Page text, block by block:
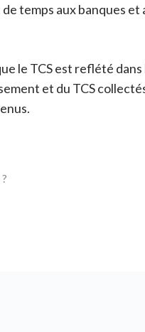
temps aux banques et
le TCS est reflété
et du TCS